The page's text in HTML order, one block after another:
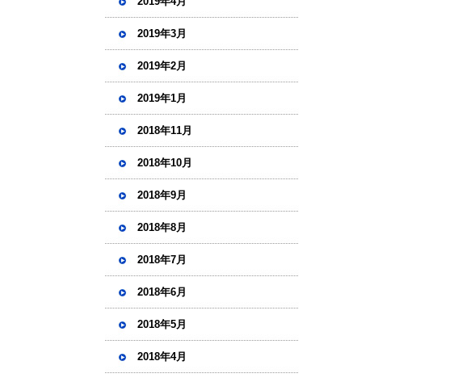
2019年3月
2019年2月
2019年1月
2018年11月
2018年10月
2018年9月
2018年8月
2018年7月
2018年6月
2018年5月
2018年4月